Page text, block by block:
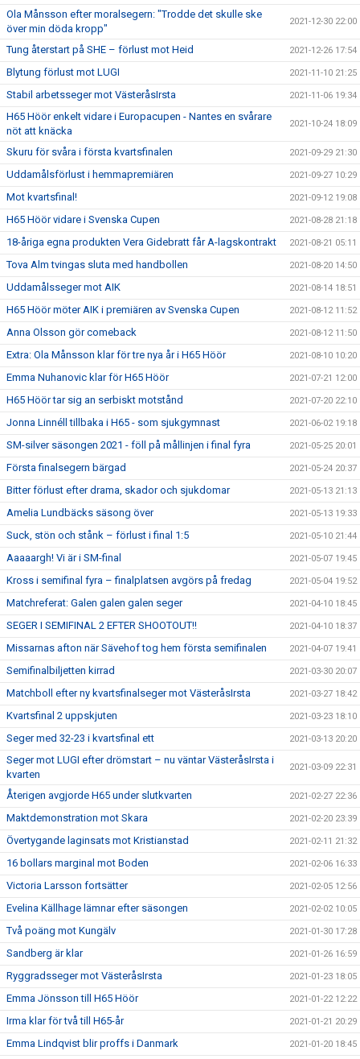
Ola Månsson efter moralsegern: "Trodde det skulle ske
över min döda kropp"
2021-12-30 22:00
Tung återstart på SHE – förlust mot Heid 2021-12-26 17:54
Blytung förlust mot LUGI 2021-11-10 21:25
Stabil arbetsseger mot VästeråsIrsta 2021-11-06 19:34
H65 Höör enkelt vidare i Europacupen - Nantes en svårare
nöt att knäcka
2021-10-24 18:09
Skuru för svåra i första kvartsfinalen 2021-09-29 21:30
Uddamålsförlust i hemmapremiären 2021-09-27 10:29
Mot kvartsfinal! 2021-09-12 19:08
H65 Höör vidare i Svenska Cupen 2021-08-28 21:18
18-åriga egna produkten Vera Gidebratt får A-lagskontrakt 2021-08-21 05:11
Tova Alm tvingas sluta med handbollen 2021-08-20 14:50
Uddamålsseger mot AIK 2021-08-14 18:51
H65 Höör möter AIK i premiären av Svenska Cupen 2021-08-12 11:52
Anna Olsson gör comeback 2021-08-12 11:50
Extra: Ola Månsson klar för tre nya år i H65 Höör 2021-08-10 10:20
Emma Nuhanovic klar för H65 Höör 2021-07-21 12:00
H65 Höör tar sig an serbiskt motstånd 2021-07-20 22:10
Jonna Linnéll tillbaka i H65 - som sjukgymnast 2021-06-02 19:18
SM-silver säsongen 2021 - föll på mållinjen i final fyra 2021-05-25 20:01
Första finalsegern bärgad 2021-05-24 20:37
Bitter förlust efter drama, skador och sjukdomar 2021-05-13 21:13
Amelia Lundbäcks säsong över 2021-05-13 19:33
Suck, stön och stånk – förlust i final 1:5 2021-05-10 21:44
Aaaaargh! Vi är i SM-final 2021-05-07 19:45
Kross i semifinal fyra – finalplatsen avgörs på fredag 2021-05-04 19:52
Matchreferat: Galen galen galen seger 2021-04-10 18:45
SEGER I SEMIFINAL 2 EFTER SHOOTOUT!! 2021-04-10 18:37
Missarnas afton när Sävehof tog hem första semifinalen 2021-04-07 19:41
Semifinalbiljetten kirrad 2021-03-30 20:07
Matchboll efter ny kvartsfinalseger mot VästeråsIrsta 2021-03-27 18:42
Kvartsfinal 2 uppskjuten 2021-03-23 18:10
Seger med 32-23 i kvartsfinal ett 2021-03-13 20:20
Seger mot LUGI efter drömstart – nu väntar VästeråsIrsta i
kvarten
2021-03-09 22:31
Återigen avgjorde H65 under slutkvarten 2021-02-27 22:36
Maktdemonstration mot Skara 2021-02-20 23:39
Övertygande laginsats mot Kristianstad 2021-02-11 21:32
16 bollars marginal mot Boden 2021-02-06 16:33
Victoria Larsson fortsätter 2021-02-05 12:56
Evelina Källhage lämnar efter säsongen 2021-02-02 10:05
Två poäng mot Kungälv 2021-01-30 17:28
Sandberg är klar 2021-01-26 16:59
Ryggradsseger mot VästeråsIrsta 2021-01-23 18:05
Emma Jönsson till H65 Höör 2021-01-22 12:22
Irma klar för två till H65-år 2021-01-21 20:29
Emma Lindqvist blir proffs i Danmark 2021-01-20 18:45